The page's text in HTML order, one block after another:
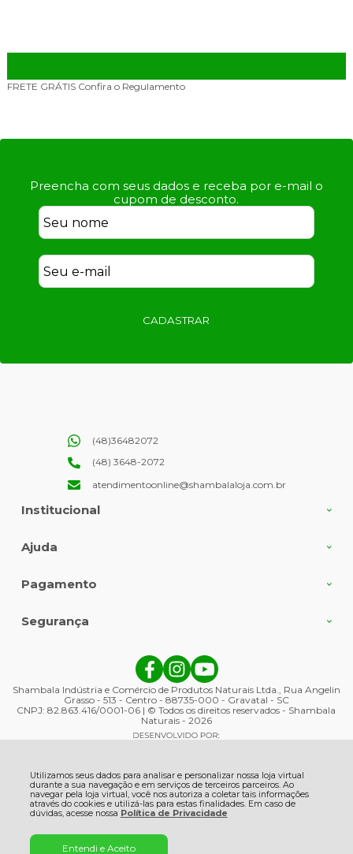
Utilizamos seus dados para analisar e personalizar nossa loja virtual
durante a sua navegação e em serviços de terceiros parceiros. Ao
navegar pela loja virtual, você nos autoriza a coletar tais informações
através do cookies e utilizá-las para estas finalidades. Em caso de
dúvidas, acesse nossa Política de Privacidade
Entendi e Aceito
FRETE GRÁTIS Confira o Regulamento
Preencha com seus dados e receba por e-mail o
cupom de desconto.
CADASTRAR
Institucional
Ajuda
(48)36482072
(48) 3648-2072
atendimentoonline@shambalaloja.com.br
Pagamento
Segurança
Shambala Indústria e Comércio de Produtos Naturais Ltda., Rua Angelin
Grasso - 513 - Centro - 88735-000 - Gravatal - SC
CNPJ: 82.863.416/0001-06 | © Todos os direitos reservados - Shambala
Naturais - 2026